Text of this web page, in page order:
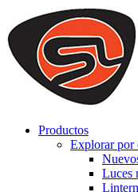
We use cookies to
on our website. By
that cookies are used to
to offer you a better
you can disable cookies,
Productos
Explorar por
Luces